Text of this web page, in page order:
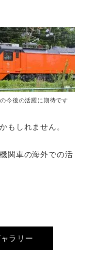
今後の活躍に期待です
もしれません。
関車の海外での活
ラリー